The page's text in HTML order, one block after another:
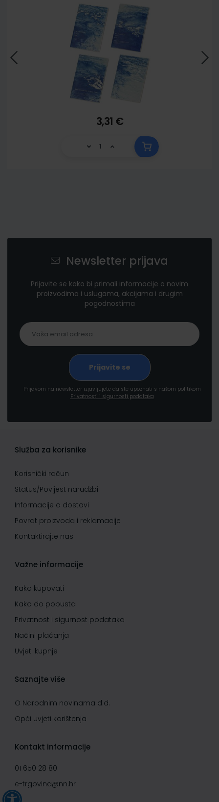
3,31 €
Newsletter prijava
Prijavite se kako bi primali informacije o novim
proizvodima i uslugama, akcijama i drugim
pogodnostima
Prijavom na newsletter izjavljujete da ste upoznati s našom politikom
Privatnosti i sigurnosti podataka
Služba za korisnike
Korisnički račun
Status/Povijest narudžbi
Informacije o dostavi
Povrat proizvoda i reklamacije
Kontaktirajte nas
Važne informacije
Kako kupovati
Kako do popusta
Privatnost i sigurnost podataka
Načini plaćanja
Uvjeti kupnje
Saznajte više
O Narodnim novinama d.d.
Opći uvjeti korištenja
Kontakt informacije
01 650 28 80
e-trgovina@nn.hr